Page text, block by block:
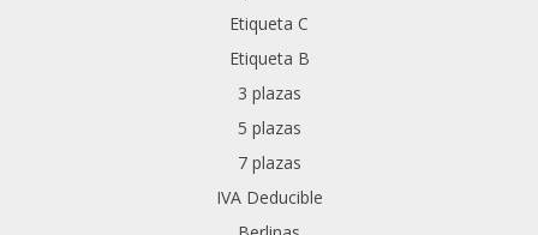
Etiqueta C
Etiqueta B
3 plazas
5 plazas
7 plazas
IVA Deducible